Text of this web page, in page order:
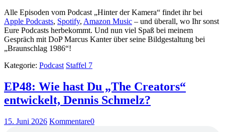
Alle Episoden vom Podcast „Hinter der Kamera“ findet ihr bei
Apple Podcasts, Spotify, Amazon Music – und überall, wo Ihr sonst
Eure Podcasts herbekommt. Und nun viel Spaß bei meinem
Gespräch mit DoP Marcus Kanter über seine Bildgestaltung bei
„Braunschlag 1986“!
Kategorie: Podcast Staffel 7
EP48: Wie hast Du „The Creators“
entwickelt, Dennis Schmelz?
15. Juni 2026 Kommentare0